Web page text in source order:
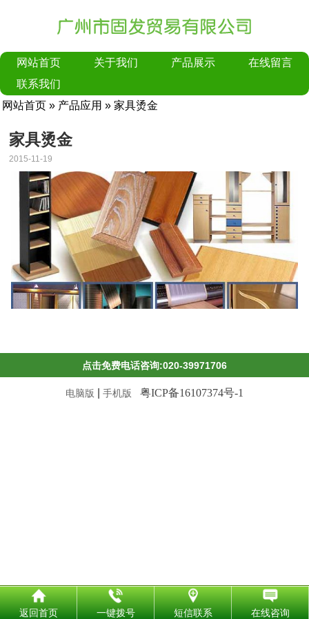
网站首页 关于我们 产品展示
在线留言
联系我们
网站首页 » 产品应用 » 家具烫金
家具烫金
2015-11-19
点击免费电话咨询:020-39971706
电脑版 手机版 粤ICP备16107374号-1
返回首页 一键拨号 短信联系 在线咨询